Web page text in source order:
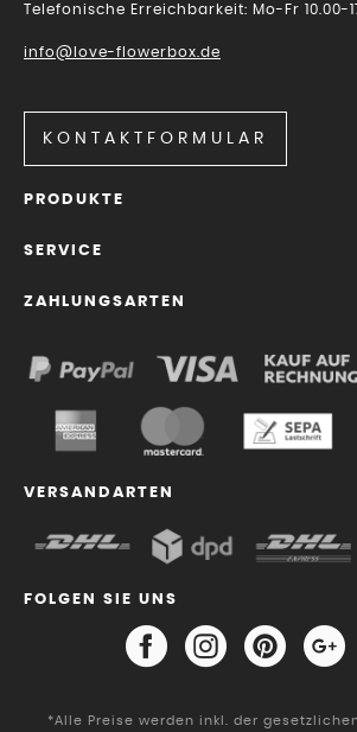
Telefonische Erreichbarkeit: Mo-Fr 10.00-
info@love-flowerbox.de
KONTAKTFORMULAR
PRODUKTE
SERVICE
ZAHLUNGSARTEN
VERSANDARTEN
FOLGEN SIE UNS
*Alle Preise werden inkl. der